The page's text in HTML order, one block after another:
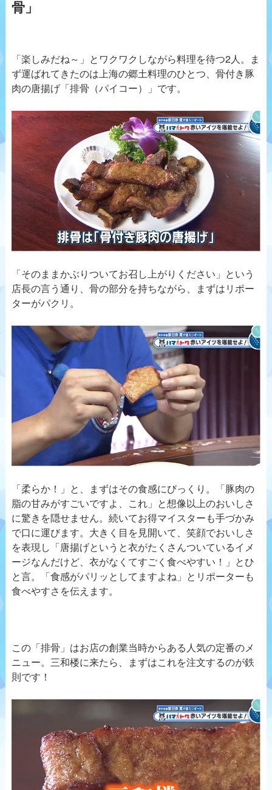
骨」
「楽しみだね～」とワクワクしながら料理を待つ2人。ま
ず運ばれてきたのは上海の郷土料理のひとつ、骨付き豚
肉の唐揚げ「排骨（パイコー）」です。
「そのままかぶりついてお召し上がりください」という
店長の言う通り、骨の部分を持ちながら、まずはリポー
ターがパクリ。
「柔らか！」と、まずはその食感にびっくり。「豚肉の
脂の甘みがすごいですよ、これ」と想像以上のおいしさ
に驚きを隠せません。続いてお得マイスターも手づかみ
で口に運びます。大きく目を見開いて、笑顔でおいしさ
を表現し「唐揚げというと衣がたくさんついているイメ
ージなんだけど、衣がなくてすごく食べやすい！」とひ
と言。「食感がパリッとしてますよね」とリポーターも
食べやすさを伝えます。
この「排骨」はお店の創業当時からある人気の定番のメ
ニュー。三和楼に来たら、まずはこれを注文するのが鉄
則です！